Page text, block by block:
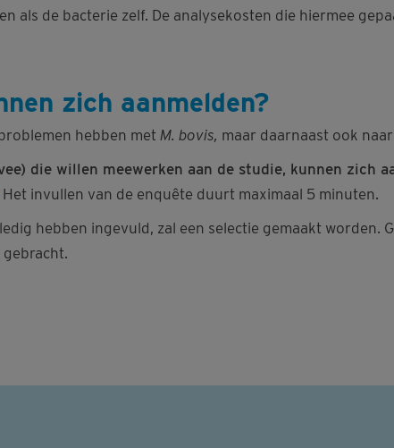
als de bacterie zelf. De analysekosten die hiermee
zich aanmelden?
hebben met M. bovis, maar daarnaast ook naar
die willen meewerken aan de studie, kunnen zich
Het invullen van de enquête duurt maximaal 5 minuten.
hebben ingevuld, zal een selectie gemaakt worden.